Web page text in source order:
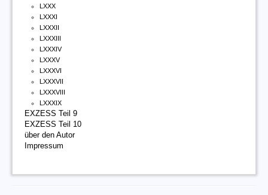
LXXX
LXXXI
LXXXII
LXXXIII
LXXXIV
LXXXV
LXXXVI
LXXXVII
LXXXVIII
LXXXIX
EXZESS Teil 9
EXZESS Teil 10
über den Autor
Impressum